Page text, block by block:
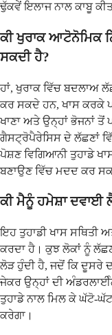
ਢੁੱਕਵੇਂ ਇਲਾਜ ਨਾਲ ਕਾਬੂ
ਕੀ ਖੁਰਾਕ ਆਟੋਨੋਮਿਕ
ਸਕਦੀ ਹੈ?
ਹਾਂ, ਖੁਰਾਕ ਵਿੱਚ ਬਦਲਾਅ
ਕਰ ਸਕਦੇ ਹਨ, ਖਾਸ ਕਰਕੇ
ਖਾਣਾ ਅਤੇ ਉਨ੍ਹਾਂ ਭੋਜਨਾਂ
ਗੈਸਟ੍ਰੋਪੈਰੇਸਿਸ ਦੇ ਲੱਛਣਾਂ
ਪੋਸ਼ਣ ਵਿਗਿਆਨੀ ਤੁਹਾਡੇ
ਬਣਾਉਣ ਵਿੱਚ ਮਦਦ ਕਰ
ਕੀ ਮੈਨੂੰ ਹਮੇਸ਼ਾ ਦਵਾਈ
ਇਹ ਤੁਹਾਡੀ ਖਾਸ ਸਥਿਤੀ
ਕਰਦਾ ਹੈ। ਕੁਝ ਲੋਕਾਂ ਨੂੰ
ਲੋੜ ਹੁੰਦੀ ਹੈ, ਜਦੋਂ ਕਿ ਦੂਸਰੇ
ਜੇਕਰ ਉਨ੍ਹਾਂ ਦੀ
ਤੁਹਾਡੇ ਨਾਲ ਮਿਲ ਕੇ ਘੱਟੋ-
ਕਰੇਗਾ।